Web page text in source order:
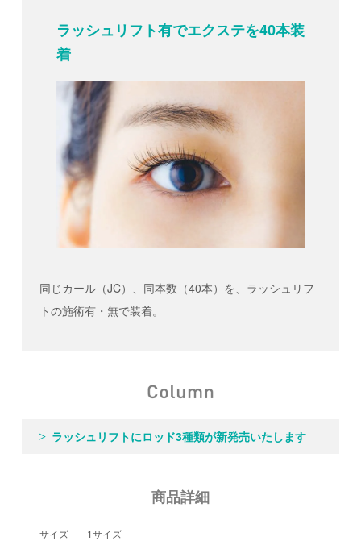
ラッシュリフト有でエクステを40本装
着
同じカール（JC）、同本数（40本）を、ラッシュリフ
トの施術有・無で装着。
ラッシュリフトにロッド3種類が新発売いたします
商品詳細
サイズ
1サイズ